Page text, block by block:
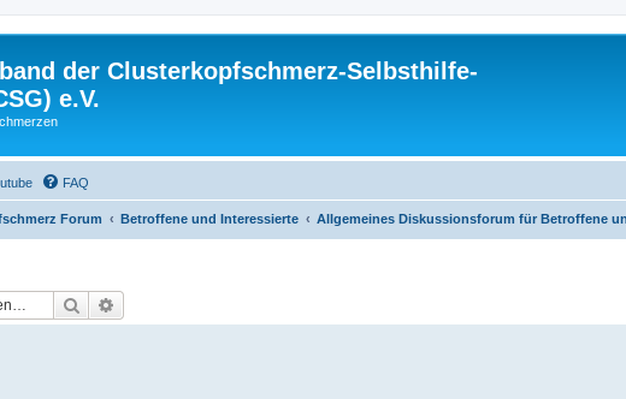
der Clusterkopfschmerz-Selbsthilfe-
e.V.
FAQ
Forum Betroffene und Interessierte Allgemeines Diskussionsforum für Betroffene
Suche